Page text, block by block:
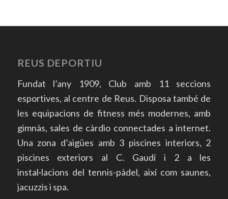
REUS DEPORTIU
Fundat l’any 1909, Club amb 11 seccions
esportives, al centre de Reus. Disposa també de
les equipacions de fitness més modernes, amb
gimnàs, sales de càrdio connectades a internet.
Una zona d’aigües amb 3 piscines interiors, 2
piscines exteriors al C. Gaudí i 2 a les
instal·lacions del tennis-pàdel, així com saunes,
jacuzzis i spa.